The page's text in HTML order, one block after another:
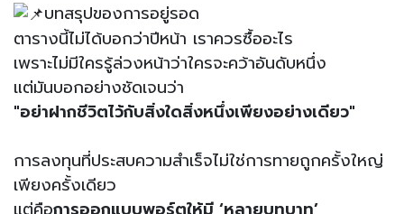
บทสรุปของการอยู่รอด
ตารางนี้ไม่ได้บอกว่าปีหน้า เราควรซื้ออะไร
เพราะไม่มีใครรู้ล่วงหน้าว่าใครจะคว้าอันดับหนึ่ง
แต่มันบอกอย่างชัดเจนว่า
"อย่าฝากชีวิตไว้กับสิ่งใดสิ่งหนึ่งเพียงอย่างเดียว"
การลงทุนที่ประสบความสำเร็จไม่ใช่การทายถูกครั้งใหญ่
เพียงครั้งเดียว